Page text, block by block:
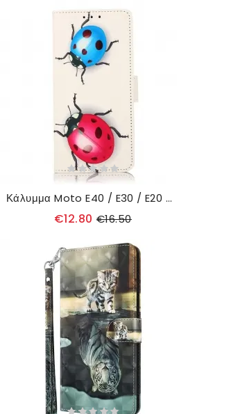
Κάλυμμα Moto E40 / E30 / E20 Πασχαλίτσες
€12.80 €16.50